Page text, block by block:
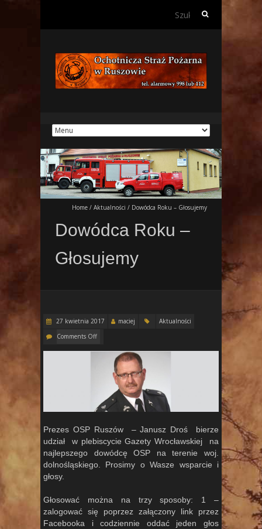
Szukaj:
Home / Aktualności / Dowódca Roku – Głosujemy
Dowódca Roku –
Głosujemy
27 kwietnia 2017 maciej
Aktualności
Comments Off
Prezes OSP Ruszów – Janusz Droś bierze
udział w plebiscycie Gazety Wrocławskiej na
najlepszego dowódcę OSP na terenie woj.
dolnośląskiego. Prosimy o Wasze wsparcie i
głosy.
Głosować można na trzy sposoby: 1 –
zalogować się poprzez załączony link przez
Facebooka i codziennie oddać jeden głos